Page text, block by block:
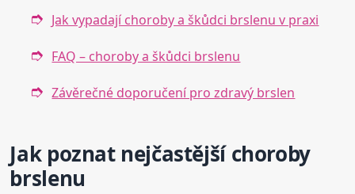
Jak vypadají choroby a škůdci brslenu v praxi
FAQ – choroby a škůdci brslenu
Závěrečné doporučení pro zdravý brslen
Jak poznat nejčastější choroby
brslenu